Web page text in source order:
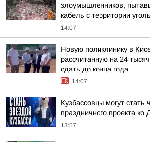
злоумышленников,
кабель с территории
14:07
Новую поликлинику в
рассчитанную на 24
сдать до конца года
14:07
Кузбассовцы могут стать
праздничного проекта ко
13:57